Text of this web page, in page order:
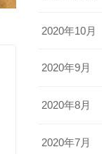
2020年10月
2020年9月
2020年8月
2020年7月